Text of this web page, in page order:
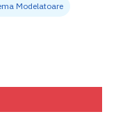
Modelatoare